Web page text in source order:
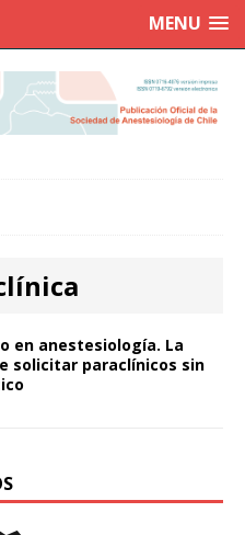
MENU
en anestesiología. La
solicitar paraclínicos sin